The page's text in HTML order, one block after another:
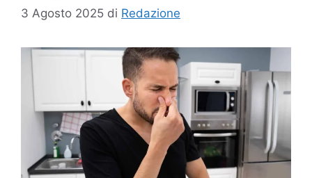
3 Agosto 2025 di Redazione